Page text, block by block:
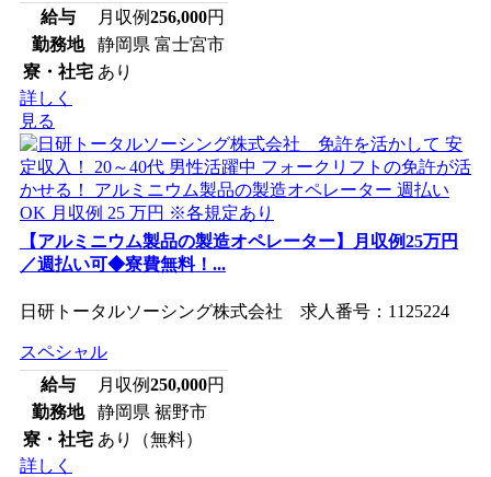
給与
月収例256,000円
勤務地
静岡県 富士宮市
寮・社宅 あり
詳しく
見る
【アルミニウム製品の製造オペレーター】月収例25万円
／週払い可◆寮費無料！...
日研トータルソーシング株式会社 求人番号：1125224
スペシャル
給与
月収例250,000円
勤務地
静岡県 裾野市
寮・社宅 あり（無料）
詳しく